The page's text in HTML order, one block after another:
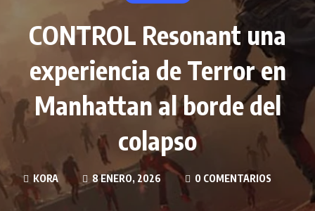
CONTROL Resonant una
experiencia de Terror en
Manhattan al borde del
colapso
KORA 8 ENERO, 2026 0 COMENTARIOS